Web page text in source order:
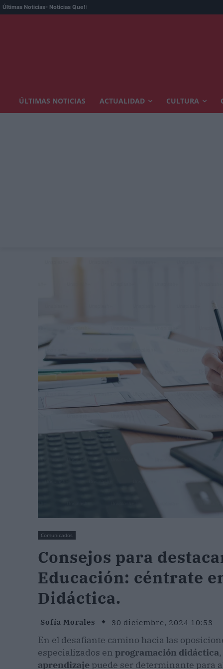
Últimas Noticias- Noticias Que!:
ÚLTIMAS NOTICIAS ACTUALIDAD CULTURA
Comunicados
Consejos para
Educación: céntrate
Didáctica.
Sofía Morales 30 diciembre, 2024 10:53
En el desafiante camino hacia las
especializados en programación didáctica,
aprendizaje puede ser determinante para